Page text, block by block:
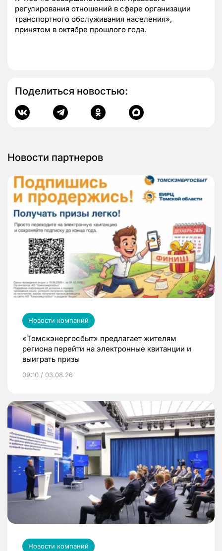
регулирования отношений в сфере организации
транспортного обслуживания населения»,
принятом в октябре прошлого года.
Поделиться новостью:
Новости партнеров
Новости компаний
«Томскэнергосбыт» предлагает жителям
региона перейти на электронные квитанции и
выиграть призы
09:10 / 03.08.26
Новости компаний